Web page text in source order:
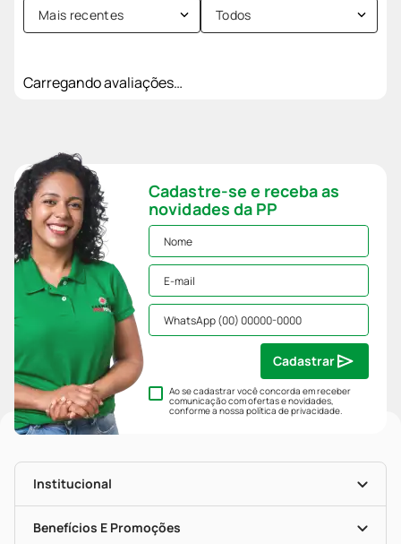
Mais recentes Todos
Carregando avaliações…
Cadastre-se e receba as
novidades da PP
Ao se cadastrar você concorda em receber
comunicação com ofertas e novidades,
conforme a nossapolítica de privacidade.
Cadastrar
Institucional
História
Nossas Lojas
Benefícios E Promoções